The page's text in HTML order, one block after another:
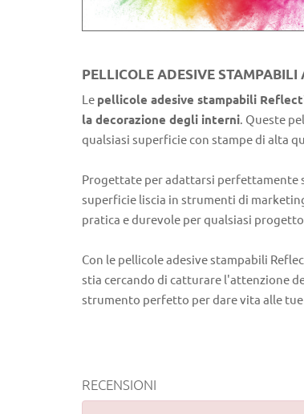
PELLICOLE ADESIVE STAMPABILI
Le pellicole adesive stampabili
la decorazione degli interni. Queste
qualsiasi superficie con stampe di alta
Progettate per adattarsi perfettamente
superficie liscia in strumenti di
pratica e durevole per qualsiasi
Con le pellicole adesive stampabili
stia cercando di catturare l'attenzione
strumento perfetto per dare vita alle
RECENSIONI